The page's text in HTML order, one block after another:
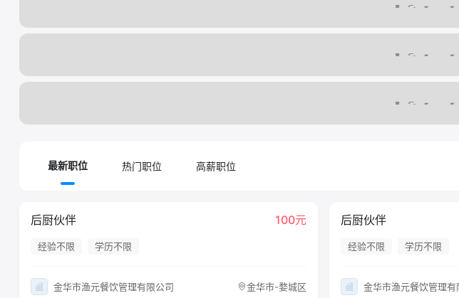
最新职位 热门职位 高薪职位
后厨伙伴 100元
经验不限 学历不限
金华市渔元餐饮管理有限公司 金华市-婺城区
后厨伙伴
经验不限 学历不限
金华市渔元餐饮管理有